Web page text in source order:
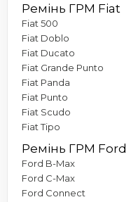
Ремінь ГРМ Fiat
Fiat 500
Fiat Doblo
Fiat Ducato
Fiat Grande Punto
Fiat Panda
Fiat Punto
Fiat Scudo
Fiat Tipo
Ремінь ГРМ Ford
Ford B-Max
Ford C-Max
Ford Connect